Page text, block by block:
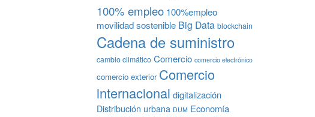
100% empleo 100%empleo
movilidad sostenible Big Data blockchain
Cadena de suministro
cambio climático Comercio comercio electrónico
comercio exterior Comercio
internacional digitalización
Distribución urbana DUM Economía